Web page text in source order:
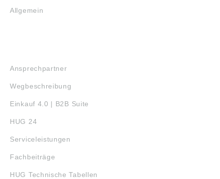
Allgemein
Ansprechpartner
Wegbeschreibung
Einkauf 4.0 | B2B Suite
HUG 24
Serviceleistungen
Fachbeiträge
HUG Technische Tabellen